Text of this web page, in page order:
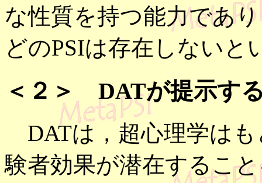
な性質を持つ能力であ
どのPSIは存在しないと
＜２＞ DATが提示す
DATは，超心理学はも
験者効果が潜在するこ